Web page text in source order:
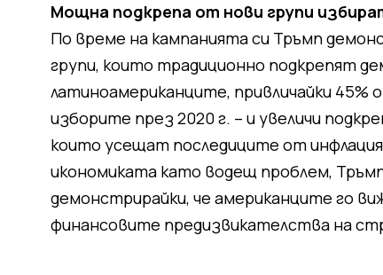
Мощна подкрепа от нови групи
По време на кампанията си Тръмп
групи, които традиционно подкрепят
латиноамериканците, привличайки 45%
изборите през 2020 г. – и увеличи
които усещат последиците от
икономиката като водещ проблем,
демонстрирайки, че американците го
финансовите предизвикателства на